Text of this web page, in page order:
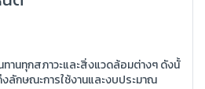
านทุกสภาวะและสิ่งแวดล้อมต่างๆ ดังนั้
ลักษณะการใช้งานและงบประมาณ